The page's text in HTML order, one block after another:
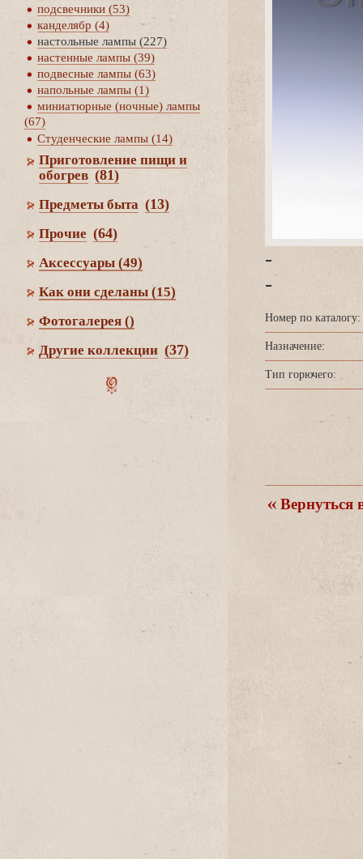
подсвечники (53)
канделябр (4)
настольные лампы (227)
настенные лампы (39)
подвесные лампы (63)
напольные лампы (1)
миниатюрные (ночные) лампы
(67)
Студенческие лампы (14)
Приготовление пищи и
обогре (81)
Предметы быта (13)
Прочие (64)
Аксессуары (49)
Как они сделаны (15)
Фотогалерея ()
Другие коллекции (37)
-
-
Номер по каталогу:
Назначение:
Тип горючего:
ернуться